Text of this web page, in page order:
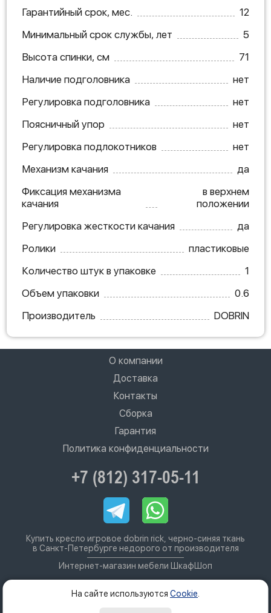
Гарантийный срок, мес.
12
Минимальный срок службы, лет
5
Высота спинки, см
71
Наличие подголовника
нет
Регулировка подголовника
нет
Поясничный упор
нет
Регулировка подлокотников
нет
Механизм качания
да
Фиксация механизма
качания
в верхнем
положении
Регулировка жесткости качания
да
Ролики
пластиковые
Количество штук в упаковке
1
Объем упаковки
0.6
Производитель
DOBRIN
О компании
Доставка
Контакты
Сборка
Гарантия
Политика конфиденциальности
+7 (812) 317-05-11
Купить кресло игровое dobrin rick, черно-синяя ткань
в Санкт-Петербурге недорого от производителя
Интернет-магазин мебели ШкафШоп
На сайте используются Cookie